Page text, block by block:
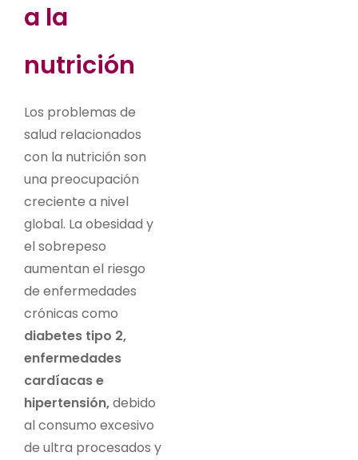
a la
nutrición
Los problemas de
salud relacionados
con la nutrición son
una preocupación
creciente a nivel
global. La obesidad y
el sobrepeso
aumentan el riesgo
de enfermedades
crónicas como
diabetes tipo 2,
enfermedades
cardíacas e
hipertensión,debido
al consumo excesivo
de ultra procesados y